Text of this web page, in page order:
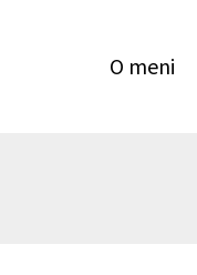
O meni